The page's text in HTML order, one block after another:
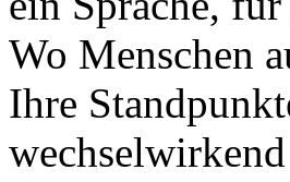
Wo Menschen
Ihre